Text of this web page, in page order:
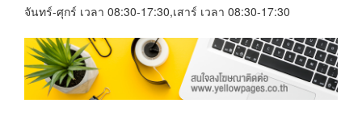
จันทร์-ศุกร์ เวลา 08:30-17:30,เสาร์ เวลา 08:30-17:30